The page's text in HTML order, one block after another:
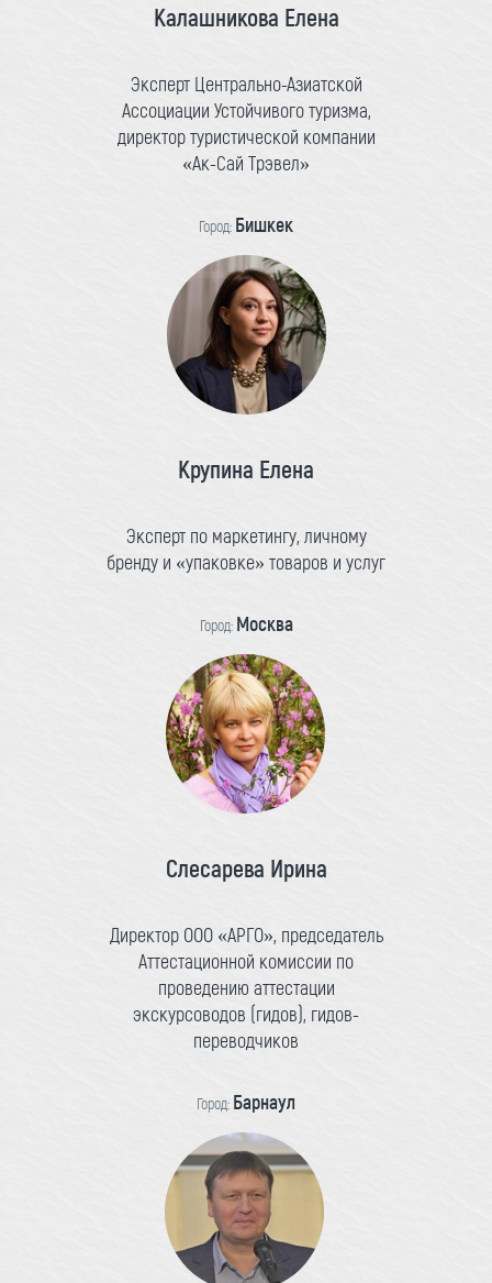
Калашникова Елена
Эксперт Центрально-Азиатской
Ассоциации Устойчивого туризма,
директор туристической компании
«Ак-Сай Трэвел»
Город: Бишкек
Крупина Елена
Эксперт по маркетингу, личному
бренду и «упаковке» товаров и услуг
Город: Москва
Слесарева Ирина
Директор ООО «АРГО», председатель
Аттестационной комиссии по
проведению аттестации
экскурсоводов (гидов), гидов-
переводчиков
Город: Барнаул